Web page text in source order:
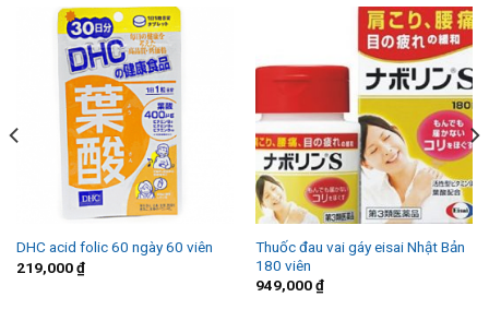
DHC acid folic 60 ngày 60 viên
219,000₫
Thuốc đau vai gáy eisai Nhật Bản
180 viên
949,000₫